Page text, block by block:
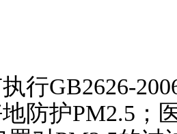
行GB2626-
防护PM2.5；